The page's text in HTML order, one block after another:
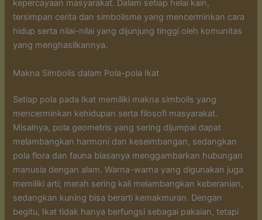
kepercayaan masyarakat. Dalam setiap helai kain,
tersimpan cerita dan simbolisme yang mencerminkan cara
hidup serta nilai-nilai yang dijunjung tinggi oleh komunitas
yang menghasilkannya.
Makna Simbolis dalam Pola-pola Ikat
Setiap pola pada Ikat memiliki makna simbolis yang
mencerminkan kehidupan serta filosofi masyarakat.
Misalnya, pola geometris yang sering dijumpai dapat
melambangkan harmoni dan keseimbangan, sedangkan
pola flora dan fauna biasanya menggambarkan hubungan
manusia dengan alam. Warna-warna yang digunakan juga
memiliki arti; merah sering kali melambangkan keberanian,
sedangkan kuning bisa berarti kemakmuran. Dengan
begitu, Ikat tidak hanya berfungsi sebagai pakaian, tetapi